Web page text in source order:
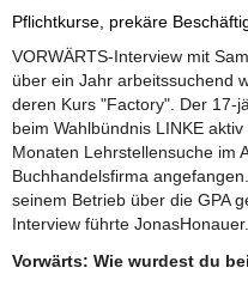
Pflichtkurse, prekäre
VORWÄRTS-Interview mit
über ein Jahr arbeitssuchend
deren Kurs "Factory". Der 17-
beim Wahlbündnis LINKE
Monaten Lehrstellensuche im
Buchhandelsfirma
seinem Betrieb über die GPA
Interview führte JonasHonauer.
Vorwärts: Wie wurdest du